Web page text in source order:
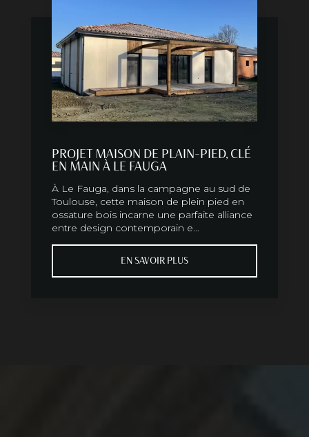
PROJET MAISON DE PLAIN-PIED, CLÉ
EN MAIN À LE FAUGA
À Le Fauga, dans la campagne au sud de
Toulouse, cette maison de plein pied en
ossature bois incarne une parfaite alliance
entre design contemporain e...
EN SAVOIR PLUS